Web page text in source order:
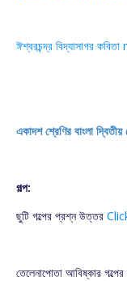
ঈশ্বরচন্দ্র বিদ্যাসাগর
একাদশ শ্রেণির বাংলা দ্বিতীয়
গল্প:
ছুটি গল্পের প্রশ্ন উত্তর
তেলেনাপোতা আবিষ্কার